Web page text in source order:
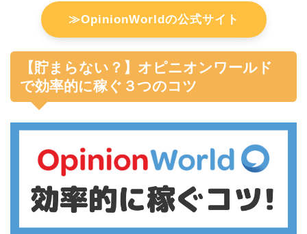
≫OpinionWorldの公式サイト
【貯まらない？】オピニオンワールド
で効率的に稼ぐ３つのコツ